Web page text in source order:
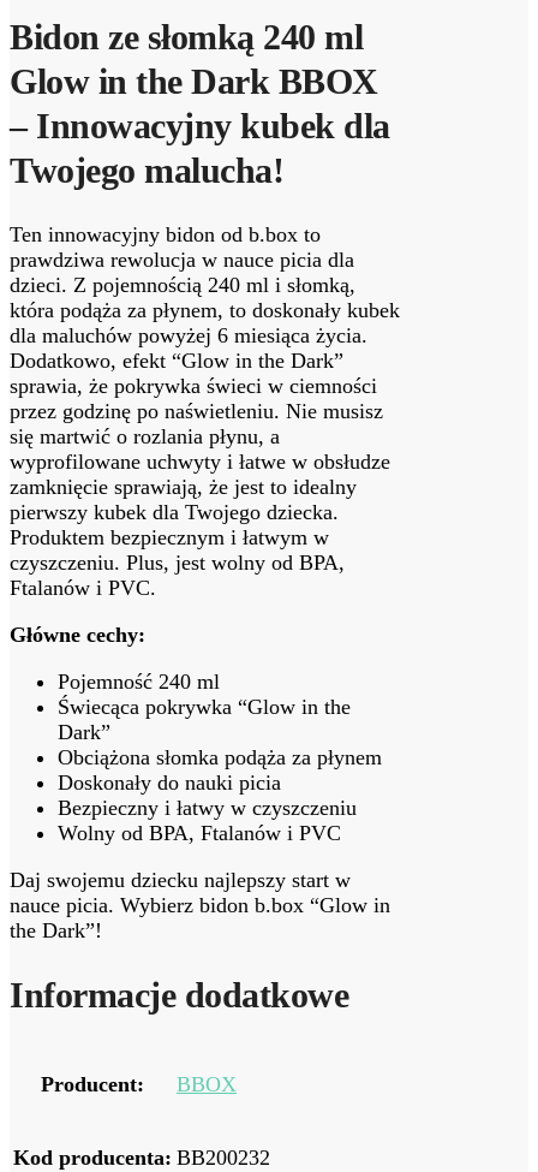
Bidon ze słomką 240 ml
Glow in the Dark BBOX
– Innowacyjny kubek dla
Twojego malucha!
Ten innowacyjny bidon od b.box to
prawdziwa rewolucja w nauce picia dla
dzieci. Z pojemnością 240 ml i słomką,
która podąża za płynem, to doskonały kubek
dla maluchów powyżej 6 miesiąca życia.
Dodatkowo, efekt “Glow in the Dark”
sprawia, że pokrywka świeci w ciemności
przez godzinę po naświetleniu. Nie musisz
się martwić o rozlania płynu, a
wyprofilowane uchwyty i łatwe w obsłudze
zamknięcie sprawiają, że jest to idealny
pierwszy kubek dla Twojego dziecka.
Produktem bezpiecznym i łatwym w
czyszczeniu. Plus, jest wolny od BPA,
Ftalanów i PVC.
Główne cechy:
Pojemność 240 ml
Świecąca pokrywka “Glow in the
Dark”
Obciążona słomka podąża za płynem
Doskonały do nauki picia
Bezpieczny i łatwy w czyszczeniu
Wolny od BPA, Ftalanów i PVC
Daj swojemu dziecku najlepszy start w
nauce picia. Wybierz bidon b.box “Glow in
the Dark”!
Informacje dodatkowe
Producent: BBOX
Kod producenta: BB200232